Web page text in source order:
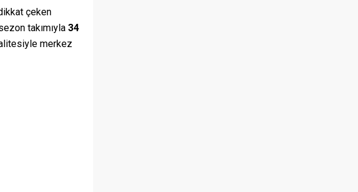
çeken
takımıyla 34
merkez